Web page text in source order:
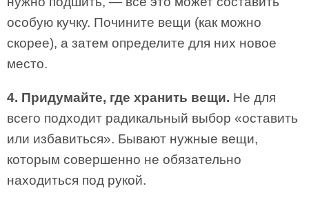
особую кучку. Почините вещи (как можно
скорее), а затем определите для них новое
место.
4. Придумайте, где хранить вещи. Не для
всего подходит радикальный выбор «оставить
или избавиться». Бывают нужные вещи,
которым совершенно не обязательно
находиться под рукой.